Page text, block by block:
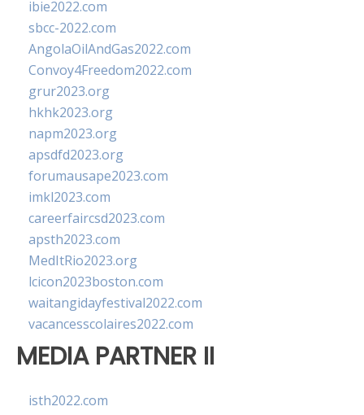
ibie2022.com
sbcc-2022.com
AngolaOilAndGas2022.com
Convoy4Freedom2022.com
grur2023.org
hkhk2023.org
napm2023.org
apsdfd2023.org
forumausape2023.com
imkl2023.com
careerfaircsd2023.com
apsth2023.com
MedItRio2023.org
lcicon2023boston.com
waitangidayfestival2022.com
vacancesscolaires2022.com
MEDIA PARTNER II
isth2022.com